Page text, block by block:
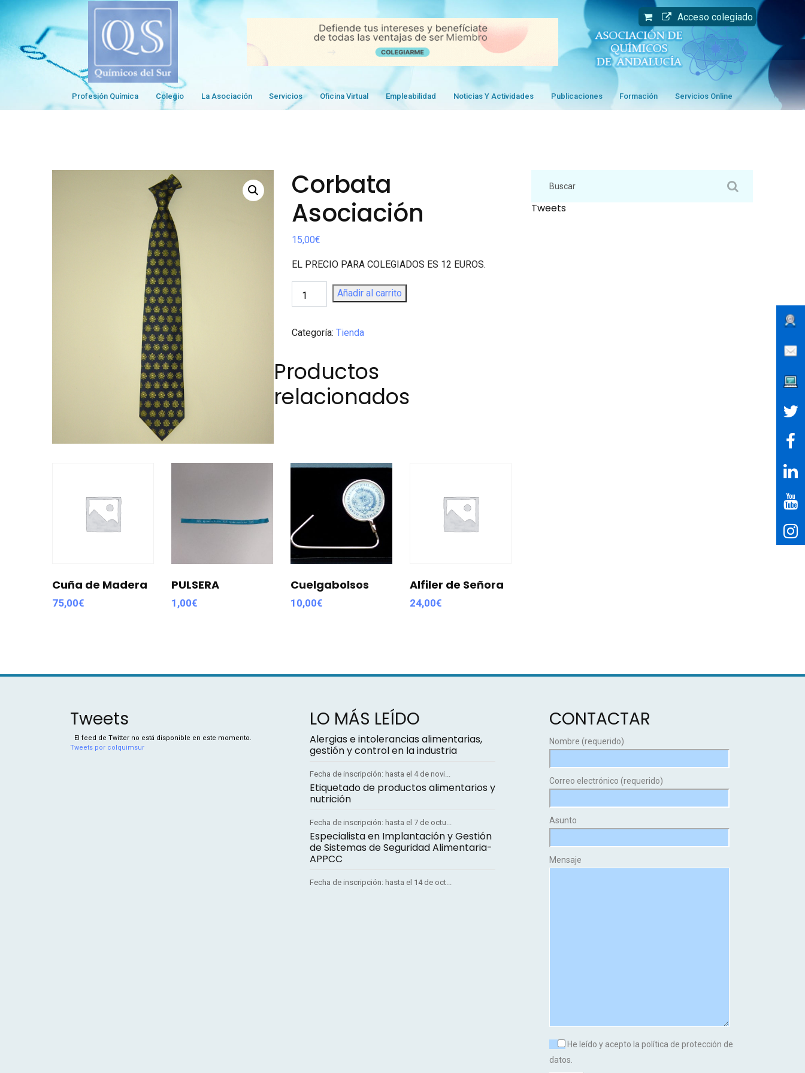
Acceso colegiado
Profesión Química Colegio La Asociación Servicios Oficina Virtual Empleabilidad Noticias Y Actividades Publicaciones Formación Servicios Online
Corbata
Asociación
15,00€
EL PRECIO PARA COLEGIADOS ES 12 EUROS.
Asociación
Añadir al carrito
Categoría:Tienda
Productos
relacionados
Cuña de Madera
75,00€
PULSERA
1,00€
Cuelgabolsos
10,00€
Alfiler de Señora
24,00€
Tweets
Tweets
El feed de Twitter no está disponible en este momento.
Tweets por colquimsur
LO MÁS LEÍDO
Alergias e intolerancias alimentarias,
gestión y control en la industria
Fecha de inscripción: hasta el 4 de novi...
Etiquetado de productos alimentarios y
nutrición
Fecha de inscripción: hasta el 7 de octu...
Especialista en Implantación y Gestión
de Sistemas de Seguridad Alimentaria-
APPCC
Fecha de inscripción: hasta el 14 de oct...
CONTACTAR
Nombre (requerido)
Correo electrónico (requerido)
Asunto
Mensaje
He leído y acepto la política de protección de
datos.